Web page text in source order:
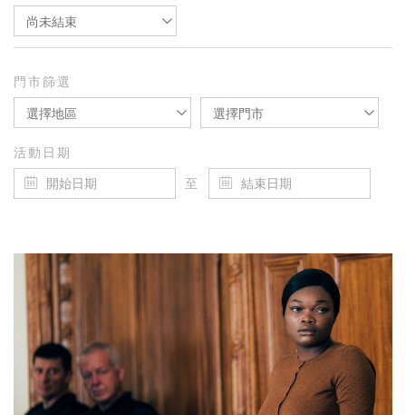
尚未結束
門市篩選
選擇地區 選擇門市
活動日期
至